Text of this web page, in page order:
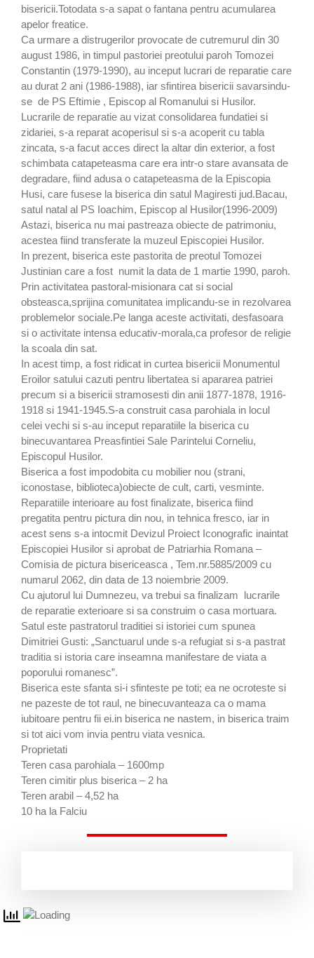
bisericii.Totodata s-a sapat o fantana pentru acumularea
apelor freatice.
Ca urmare a distrugerilor provocate de cutremurul din 30
august 1986, in timpul pastoriei preotului paroh Tomozei
Constantin (1979-1990), au inceput lucrari de reparatie care
au durat 2 ani (1986-1988), iar sfintirea bisericii savarsindu-
se de PS Eftimie , Episcop al Romanului si Husilor.
Lucrarile de reparatie au vizat consolidarea fundatiei si
zidariei, s-a reparat acoperisul si s-a acoperit cu tabla
zincata, s-a facut acces direct la altar din exterior, a fost
schimbata catapeteasma care era intr-o stare avansata de
degradare, fiind adusa o catapeteasma de la Episcopia
Husi, care fusese la biserica din satul Magiresti jud.Bacau,
satul natal al PS Ioachim, Episcop al Husilor(1996-2009)
Astazi, biserica nu mai pastreaza obiecte de patrimoniu,
acestea fiind transferate la muzeul Episcopiei Husilor.
In prezent, biserica este pastorita de preotul Tomozei
Justinian care a fost numit la data de 1 martie 1990, paroh.
Prin activitatea pastoral-misionara cat si social
obsteasca,sprijina comunitatea implicandu-se in rezolvarea
problemelor sociale.Pe langa aceste activitati, desfasoara
si o activitate intensa educativ-morala,ca profesor de religie
la scoala din sat.
In acest timp, a fost ridicat in curtea bisericii Monumentul
Eroilor satului cazuti pentru libertatea si apararea patriei
precum si a bisericii stramosesti din anii 1877-1878, 1916-
1918 si 1941-1945.S-a construit casa parohiala in locul
celei vechi si s-au inceput reparatiile la biserica cu
binecuvantarea Preasfintiei Sale Parintelui Corneliu,
Episcopul Husilor.
Biserica a fost impodobita cu mobilier nou (strani,
iconostase, biblioteca)obiecte de cult, carti, vesminte.
Reparatiile interioare au fost finalizate, biserica fiind
pregatita pentru pictura din nou, in tehnica fresco, iar in
acest sens s-a intocmit Devizul Proiect Iconografic inaintat
Episcopiei Husilor si aprobat de Patriarhia Romana –
Comisia de pictura bisericeasca , Tem.nr.5885/2009 cu
numarul 2062, din data de 13 noiembrie 2009.
Cu ajutorul lui Dumnezeu, va trebui sa finalizam lucrarile
de reparatie exterioare si sa construim o casa mortuara.
Satul este pastratorul traditiei si istoriei cum spunea
Dimitriei Gusti: „Sanctuarul unde s-a refugiat si s-a pastrat
traditia si istoria care inseamna manifestare de viata a
poporului romanesc”.
Biserica este sfanta si-i sfinteste pe toti; ea ne ocroteste si
ne pazeste de tot raul, ne binecuvanteaza ca o mama
iubitoare pentru fii ei.in biserica ne nastem, in biserica traim
si tot aici vom invia pentru viata vesnica.
Proprietati
Teren casa parohiala – 1600mp
Teren cimitir plus biserica – 2 ha
Teren arabil – 4,52 ha
10 ha la Falciu